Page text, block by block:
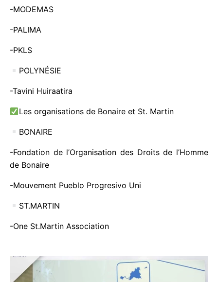
-MODEMAS
-PALIMA
-PKLS
POLYNÉSIE
-Tavini Huiraatira
Les organisations de Bonaire et St. Martin
BONAIRE
-Fondation de l’Organisation des Droits de l’Homme
de Bonaire
-Mouvement Pueblo Progresivo Uni
ST.MARTIN
-One St.Martin Association